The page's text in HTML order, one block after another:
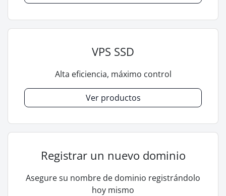
VPS SSD
Alta eficiencia, máximo control
Ver productos
Registrar un nuevo dominio
Asegure su nombre de dominio registrándolo
hoy mismo